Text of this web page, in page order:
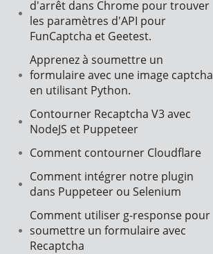
d'arrêt dans Chrome pour trouver
les paramètres d'API pour
FunCaptcha et Geetest.
Apprenez à soumettre un
formulaire avec une image captcha
en utilisant Python.
Contourner Recaptcha V3 avec
NodeJS et Puppeteer
Comment contourner Cloudflare
Comment intégrer notre plugin
dans Puppeteer ou Selenium
Comment utiliser g-response pour
soumettre un formulaire avec
Recaptcha